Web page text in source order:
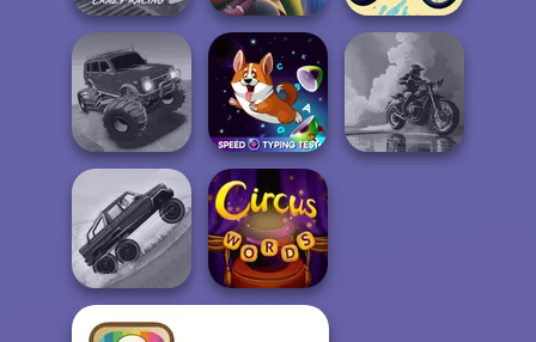
Monster Truck
Crazy Racing 2
Word Scramble:
Family Tales
Bike Jump
Offroad Muddy
Trucks
Speed Typing
Test